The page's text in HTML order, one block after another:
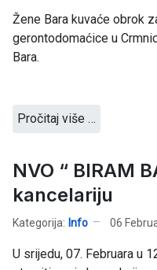
Žene Bara kuvaće obrok
gerontodomaćice u
Bara.
Pročitaj više …
NVO “ BIRAM
kancelariju
Kategorija: Info 06
U srijedu, 07. Februara u